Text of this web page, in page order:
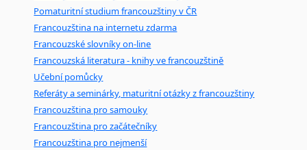
Pomaturitní studium francouzštiny v ČR
Francouzština na internetu zdarma
Francouzské slovníky on-line
Francouzská literatura - knihy ve francouzštině
Učební pomůcky
Referáty a seminárky, maturitní otázky z francouzštiny
Francouzština pro samouky
Francouzština pro začátečníky
Francouzština pro nejmenší